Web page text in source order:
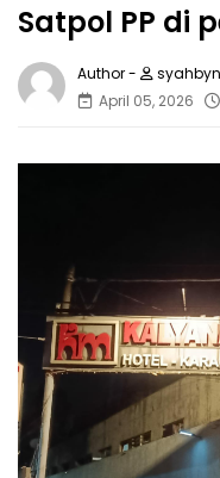
Satpol PP di
April 05, 2026